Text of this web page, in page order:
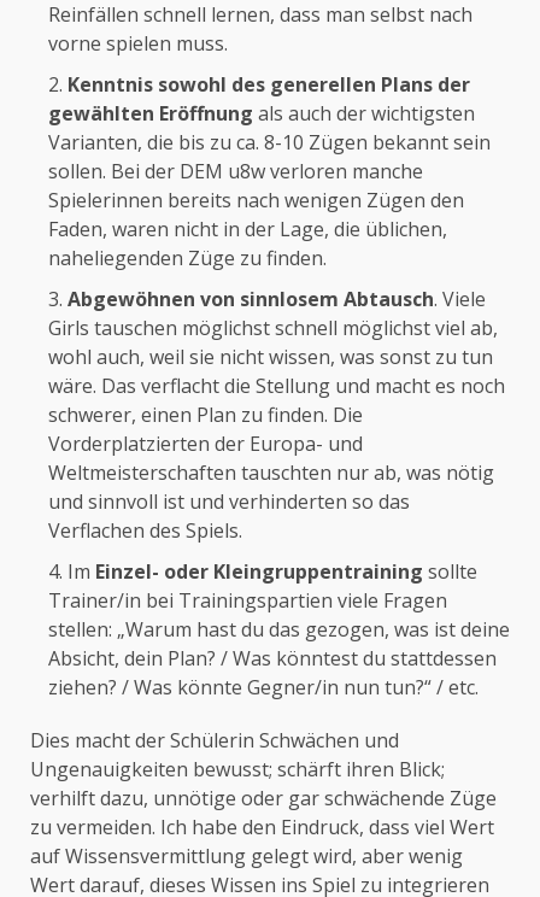
Reinfällen schnell lernen, dass man selbst nach
vorne spielen muss.
Kenntnis sowohl des generellen Plans der
gewählten Eröffnung als auch der wichtigsten
Varianten, die bis zu ca. 8-10 Zügen bekannt sein
sollen. Bei der DEM u8w verloren manche
Spielerinnen bereits nach wenigen Zügen den
Faden, waren nicht in der Lage, die üblichen,
naheliegenden Züge zu finden.
Abgewöhnen von sinnlosem Abtausch. Viele
Girls tauschen möglichst schnell möglichst viel ab,
wohl auch, weil sie nicht wissen, was sonst zu tun
wäre. Das verflacht die Stellung und macht es noch
schwerer, einen Plan zu finden. Die
Vorderplatzierten der Europa- und
Weltmeisterschaften tauschten nur ab, was nötig
und sinnvoll ist und verhinderten so das
Verflachen des Spiels.
Im Einzel- oder Kleingruppentraining sollte
Trainer/in bei Trainingspartien viele Fragen
stellen: „Warum hast du das gezogen, was ist deine
Absicht, dein Plan? / Was könntest du stattdessen
ziehen? / Was könnte Gegner/in nun tun?“ / etc.
Dies macht der Schülerin Schwächen und
Ungenauigkeiten bewusst; schärft ihren Blick;
verhilft dazu, unnötige oder gar schwächende Züge
zu vermeiden. Ich habe den Eindruck, dass viel Wert
auf Wissensvermittlung gelegt wird, aber wenig
Wert darauf, dieses Wissen ins Spiel zu integrieren